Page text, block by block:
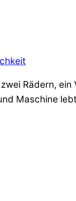
Rädern,
Maschine